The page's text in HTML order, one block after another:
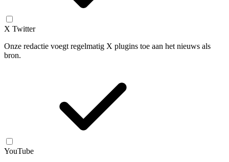
X Twitter
Onze redactie voegt regelmatig X plugins toe aan het nieuws als
bron.
YouTube